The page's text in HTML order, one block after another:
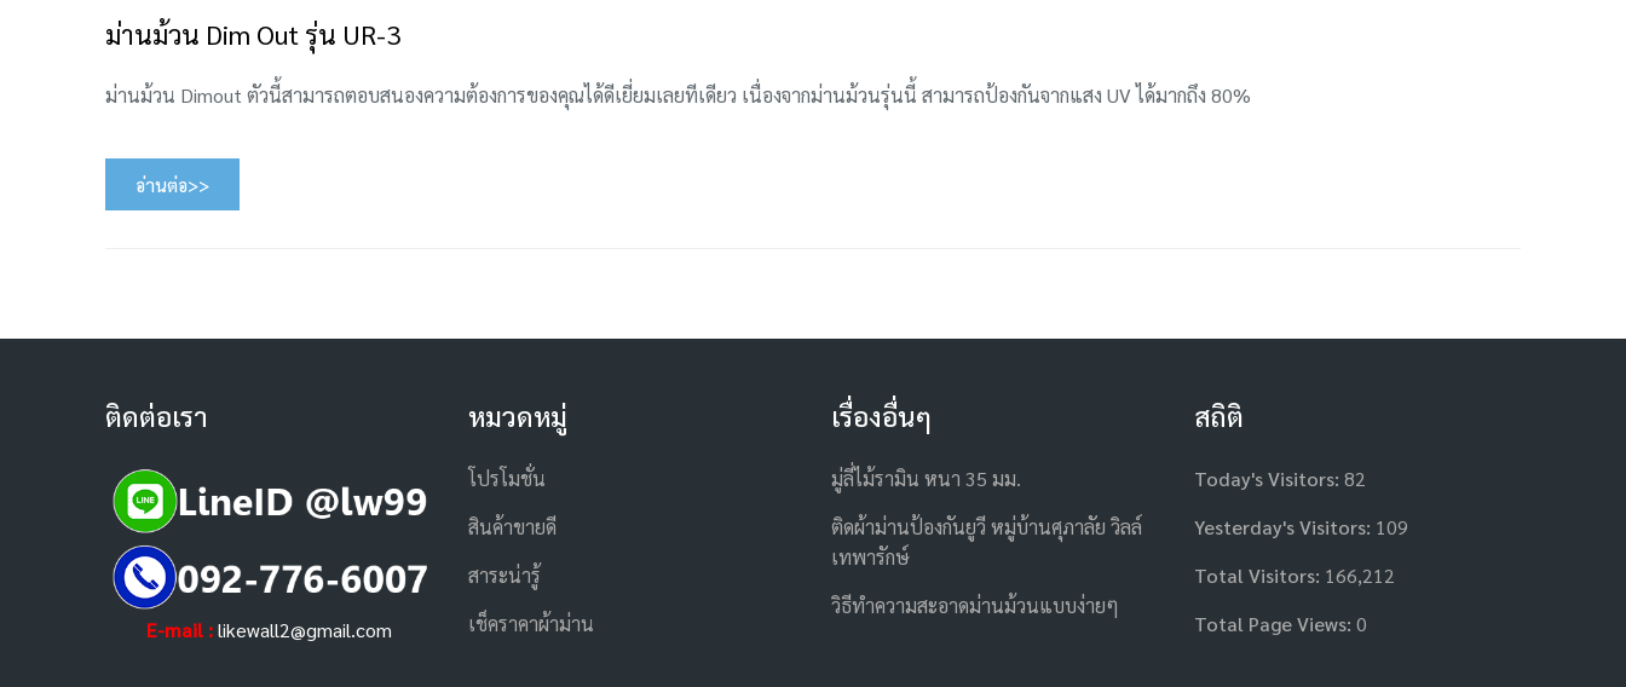
ม่านม้วน Dim Out รุ่น UR-3
ม่านม้วน Dimout ตัวนี้สามารถตอบสนองความต้องการของคุณได้ดีเยี่ยมเลยทีเดียว เนื่องจากม่านม้วนรุ่นนี้ สามารถป้องกันจากแสง UV ได้มากถึง 80%
อ่านต่อ>>
ติดต่อเรา
E-mail : likewall2@gmail.com
หมวดหมู่
โปรโมชั่น
สินค้าขายดี
สาระน่ารู้
เช็คราคาผ้าม่าน
เรื่องอื่นๆ
มู่ลี่ไม้รามิน หนา 35 มม.
ติดผ้าม่านป้องกันยูวี หมู่บ้านศุภาลัย วิลล์
เทพารักษ์
วิธีทำความสะอาดม่านม้วนแบบง่ายๆ
สถิติ
Today's Visitors: 82
Yesterday's Visitors: 109
Total Visitors: 166,212
Total Page Views: 0